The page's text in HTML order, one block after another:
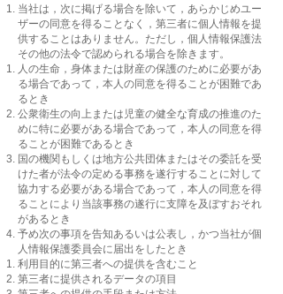
当社は，次に掲げる場合を除いて，あらかじめユー
ザーの同意を得ることなく，第三者に個人情報を提
供することはありません。ただし，個人情報保護法
その他の法令で認められる場合を除きます。
人の生命，身体または財産の保護のために必要があ
る場合であって，本人の同意を得ることが困難であ
るとき
公衆衛生の向上または児童の健全な育成の推進のた
めに特に必要がある場合であって，本人の同意を得
ることが困難であるとき
国の機関もしくは地方公共団体またはその委託を受
けた者が法令の定める事務を遂行することに対して
協力する必要がある場合であって，本人の同意を得
ることにより当該事務の遂行に支障を及ぼすおそれ
があるとき
予め次の事項を告知あるいは公表し，かつ当社が個
人情報保護委員会に届出をしたとき
利用目的に第三者への提供を含むこと
第三者に提供されるデータの項目